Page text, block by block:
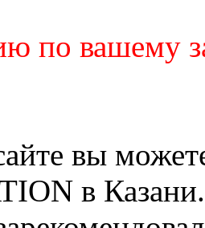
по вашему
вы
в Казани.